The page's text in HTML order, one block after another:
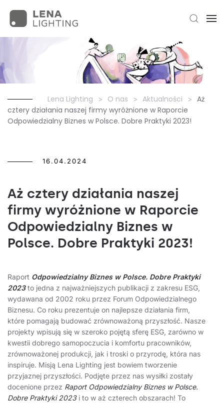
Lena Lighting O nas Aktualności
Aż
cztery działania naszej firmy wyróżnione w Raporcie
Odpowiedzialny Biznes w Polsce. Dobre Praktyki 2023!
16.04.2024
Aż cztery działania naszej
firmy wyróżnione w Raporcie
Odpowiedzialny Biznes w
Polsce. Dobre Praktyki 2023!
Raport Odpowiedzialny Biznes w Polsce. Dobre Praktyki
2023to jedna z najważniejszych publikacji z zakresu ESG,
wydawana od 2002 roku przez Forum Odpowiedzialnego
Biznesu. Co roku prezentuje on najlepsze działania firm,
które pomagają budować zrównoważoną przyszłość. Nasze
projekty wpisują się w szeroko pojętą sferę ESG, zarówno w
kwestii dobrego samopoczucia i komfortu pracowników,
zrównoważonej produkcji, jak i troski o przyrodę, która nas
inspiruje. Misją Lena Lighting jest bowiem tworzenie
przyjaznej przyszłości. Podjęte przez nas wysiłki zostały
docenione przez Raport Odpowiedzialny Biznes w Polsce.
Dobre Praktyki 2023i to w aż czterech obszarach! To